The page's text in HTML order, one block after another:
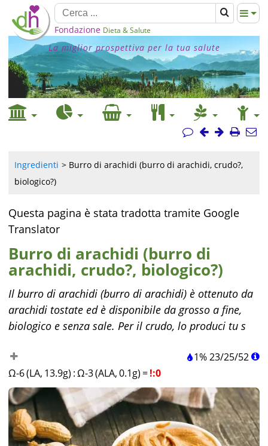
Fondazione Dieta & Salute
La miglior prospettiva per la tua salute
Ingredienti
Burro di arachidi (burro di arachidi, crudo?,
biologico?)
Questa pagina è stata tradotta tramite Google
Translator
Burro di arachidi (burro di
arachidi, crudo?, biologico?)
Il burro di arachidi (burro di arachidi) è ottenuto da
arachidi tostate ed è disponibile da grosso a fine,
biologico e senza sale. Per il crudo, lo produci tu s
1%23/25/52
Ω-6 (LA, 13.9g) :Ω-3 (ALA, 0.1g) =!:0